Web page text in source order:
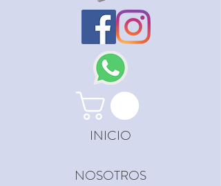
INICIO
NOSOTROS